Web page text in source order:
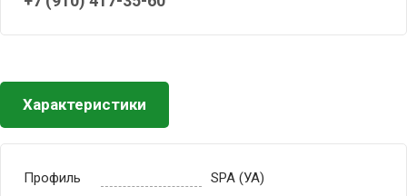
Характеристики
Профиль
SPA (УА)